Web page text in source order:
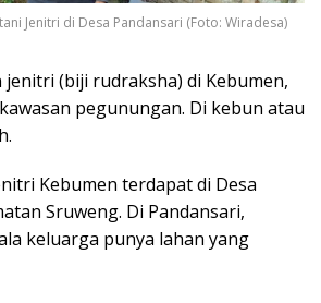
Jenitri di Desa Pandansari (Foto: Wiradesa)
jenitri (biji rudraksha) di Kebumen,
pegunungan. Di kebun atau
Kebumen terdapat di Desa
Sruweng. Di Pandansari,
keluarga punya lahan yang